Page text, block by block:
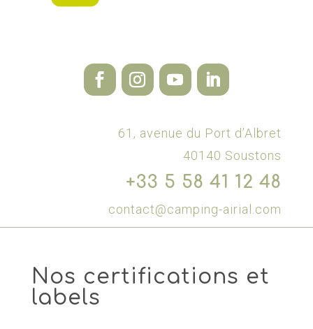
61, avenue du Port d’Albret
40140 Soustons
+33 5 58 41 12 48
contact@camping-airial.com
Nos certifications et
labels